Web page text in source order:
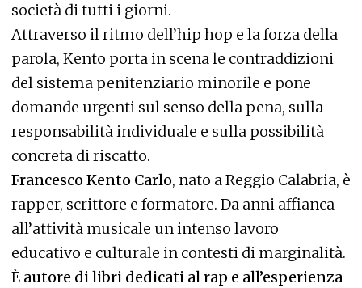
società di tutti i giorni.
Attraverso il ritmo dell’hip hop e la forza della
parola, Kento porta in scena le contraddizioni
del sistema penitenziario minorile e pone
domande urgenti sul senso della pena, sulla
responsabilità individuale e sulla possibilità
concreta di riscatto.
Francesco Kento Carlo, nato a Reggio Calabria, è
rapper, scrittore e formatore. Da anni affianca
all’attività musicale un intenso lavoro
educativo e culturale in contesti di marginalità.
È autore di libri dedicati al rap e all’esperienza